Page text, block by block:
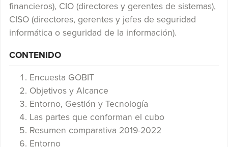
financieros), CIO (directores y gerentes de sistemas),
CISO (directores, gerentes y jefes de seguridad
informática o seguridad de la información).
CONTENIDO
Encuesta GOBIT
Objetivos y Alcance
Entorno, Gestión y Tecnología
Las partes que conforman el cubo
Resumen comparativa 2019-2022
Entorno